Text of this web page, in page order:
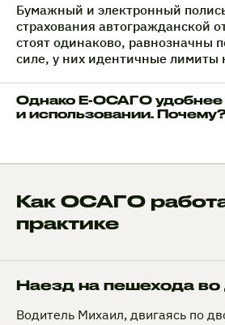
Бумажный и электронный
страхования автогражданской
стоят одинаково, равнозначны
силе, у них идентичные лимиты
Однако Е-ОСАГО
и использовании.
Как ОСАГО
практике
Наезд на пешехода во
Водитель Михаил, двигаясь по